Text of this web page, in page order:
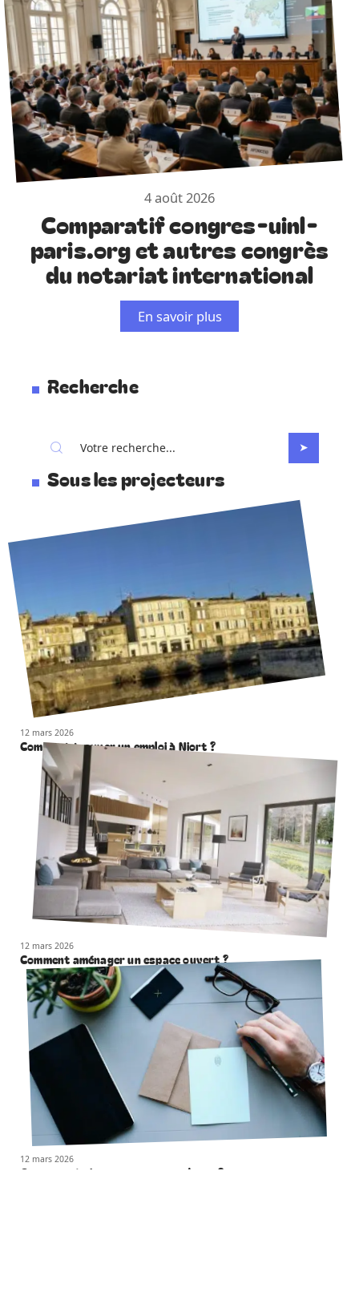
4 août 2026
Comparatif congres-uinl-
paris.org et autres congrès
du notariat international
En savoir plus
Recherche
Sous les projecteurs
12 mars 2026
Comment trouver un emploi à Niort ?
12 mars 2026
Comment aménager un espace ouvert ?
12 mars 2026
Comment écrire une correspondance ?